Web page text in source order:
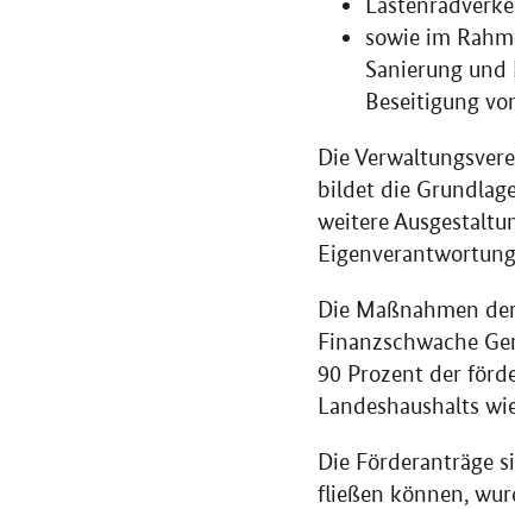
sowie im
Sanierung
Beseitigung
Die
bildet die
weitere
Die Maßnahmen
Finanzschwache
90 Prozent der
Landeshaushalts
Die Förderanträge
fließen können,